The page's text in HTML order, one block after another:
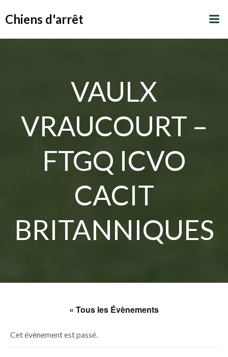
Chiens d'arrêt
VAULX
VRAUCOURT –
FTGQ ICVO
CACIT
BRITANNIQUES
« Tous les Évènements
Cet évènement est passé.